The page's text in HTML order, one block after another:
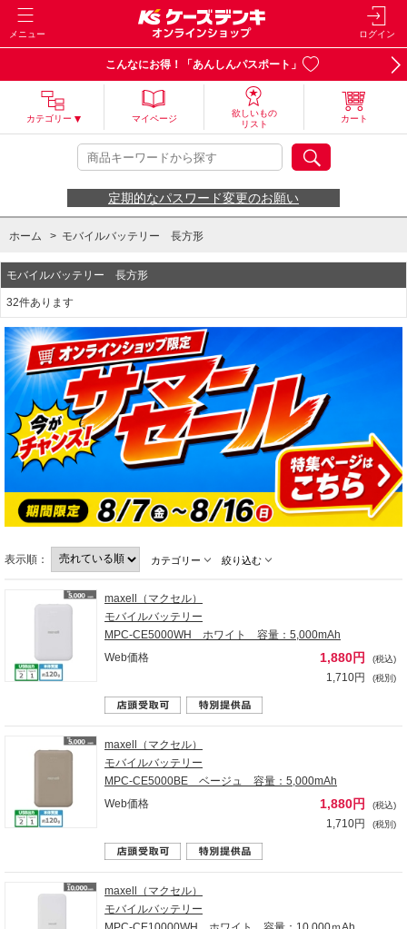
メニュー ログイン
こんなにお得！「あんしんパスポート」
カテゴリー マイページ
欲しいもの
リスト
カート
定期的なパスワード変更のお願い
ホーム > モバイルバッテリー 長方形
モバイルバッテリー 長方形
32件あります
表示順： カテゴリー 絞り込む
maxell（マクセル）
モバイルバッテリー
MPC-CE5000WH ホワイト 容量：5,000mAh
Web価格
1,880円 (税込)
1,710円 (税別)
maxell（マクセル）
モバイルバッテリー
MPC-CE5000BE ベージュ 容量：5,000mAh
Web価格
1,880円 (税込)
1,710円 (税別)
maxell（マクセル）
モバイルバッテリー